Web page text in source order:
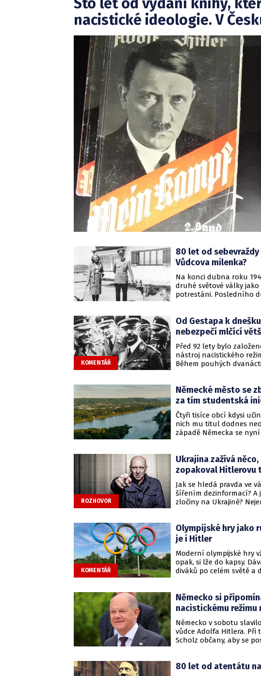
nacistické ideologie. V
80 let od
Vůdcova milenka?
Na konci dubna roku
druhé světové války
potrestáni. Posledního
KOMENTÁŘ
Od Gestapa k
nebezpečí mlčící
Před 92 lety bylo
nástroj nacistického
Během pouhých
poznamenalo celou
Německé město se
za tím studentská
Čtyři tisíce obcí kdysi
nich mu titul dodnes
západě Německa se
ROZHOVOR
Ukrajina zažívá
zopakoval Hitlerovu
Jak se hledá pravda ve
šířením dezinformací? A
zločiny na Ukrajině?
KOMENTÁŘ
Olympijské hry jako
je i Hitler
Moderní olympijské hry
opak, si lže do kapsy.
diváků po celém světě a
Německo si
nacistickému režimu
Německo v sobotu
vůdce Adolfa Hitlera.
Scholz občany, aby se
80 let od atentátu